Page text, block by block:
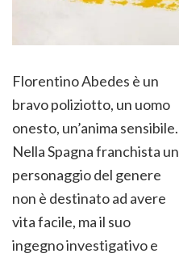
Florentino Abedes è un
bravo poliziotto, un uomo
onesto, un’anima sensibile.
Nella Spagna franchista un
personaggio del genere
non è destinato ad avere
vita facile, ma il suo
ingegno investigativo e